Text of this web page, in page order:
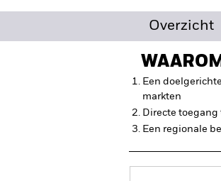
Overzicht
WAAROM
Een
markten
Directe
Een regionale